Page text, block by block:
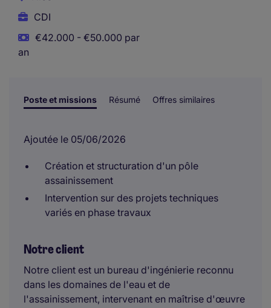
CDI
€42.000 - €50.000 par
an
Poste et missions Résumé Offres similaires
Ajoutée le 05/06/2026
Création et structuration d'un pôle
assainissement
Intervention sur des projets techniques
variés en phase travaux
Notre client
Notre client est un bureau d'ingénierie reconnu
dans les domaines de l'eau et de
l'assainissement, intervenant en maîtrise d'œuvre